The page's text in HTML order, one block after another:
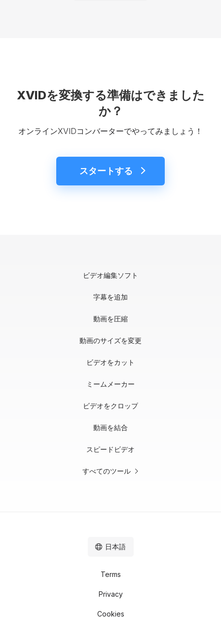
XVIDを変換する準備はできました
か？
オンラインXVIDコンバーターでやってみましょう！
スタートする
ビデオ編集ソフト
字幕を追加
動画を圧縮
動画のサイズを変更
ビデオをカット
ミームメーカー
ビデオをクロップ
動画を結合
スピードビデオ
すべてのツール
Terms
Privacy
Cookies
日本語